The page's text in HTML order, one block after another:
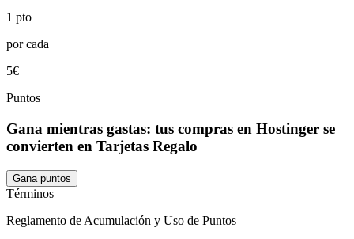
1 pto
por cada
5€
Puntos
Gana mientras gastas: tus compras en Hostinger se
convierten en Tarjetas Regalo
Gana puntos
Términos
Reglamento de Acumulación y Uso de Puntos